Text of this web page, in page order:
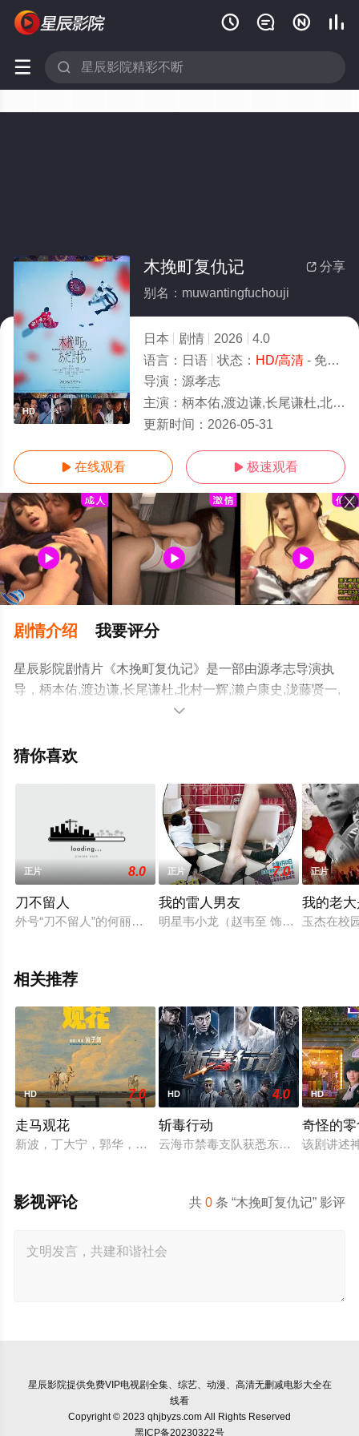
   
 
HD
 分享
木挽町复仇记
别名：muwantingfuchouji
日本 剧情 2026
4.0
语言： 日语 状态： HD/高清- 免费在线观看
导演： 源孝志
主演： 柄本佑,渡边谦,长尾谦杜,北村一辉,濑户康史,泷藤贤一,高桥和也,正名仆蔵,山口马木也,爱希礼夏,井本
更新时间： 2026-05-31
 在线观看  极速观看
剧情介绍 我要评分
星辰影院剧情片《木挽町复仇记》是一部由源孝志导演执
导，柄本佑,渡边谦,长尾谦杜,北村一辉,濑户康史,泷藤贤一,
高桥和也,正名仆蔵,山口马木也,爱希礼夏,井本绚子,野村周
费观看高清未删减完整版电影就上星辰电影院，更多剧情

猜你喜欢
正片 8.0
刀不留人
外号“刀不留人”的何丽君参加桂王府一年一度的擂台比赛，与其
正片 7.0
我的雷人男友
明星韦小龙（赵韦至 饰）因不满签
正片
我的老
玉杰在校
相关推荐
HD 7.0
走马观花
新波，丁大宁，郭华，程一木他们毕业于同一所大学。他们和
HD 4.0
斩毒行动
云海市禁毒支队获悉东南亚毒王廖爷
HD
奇怪的
该剧讲述
共0 条 “木挽町复仇记” 影评
影视评论
星辰影院提供免费VIP电视剧全集、综艺、动漫、高清无删减电影大全在
线看
Copyright © 2023 qhjbyzs.com All Rights Reserved
黑ICP备20230322号